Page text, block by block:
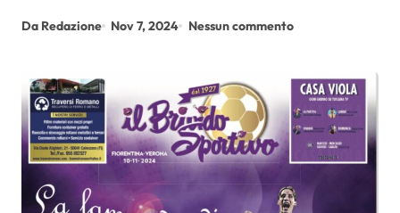
Da Redazione Nov 7, 2024 Nessun commento